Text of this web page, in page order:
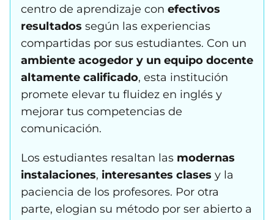
centro de aprendizaje con efectivos
resultados según las experiencias
compartidas por sus estudiantes. Con un
ambiente acogedor y un equipo docente
altamente calificado, esta institución
promete elevar tu fluidez en inglés y
mejorar tus competencias de
comunicación.
Los estudiantes resaltan las modernas
instalaciones, interesantes clases y la
paciencia de los profesores. Por otra
parte, elogian su método por ser abierto a